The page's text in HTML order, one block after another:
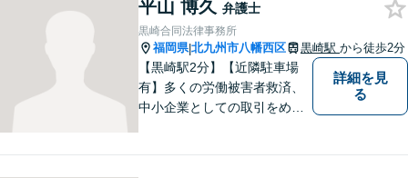
応可能。英語での法律相談・
英文契約書の作成・チェック
も対応可能です。
平山 博久 弁護士
黒崎合同法律事務所
福岡県|北九州市八幡西区 黒崎駅 から徒歩2分
【黒崎駅2分】【近隣駐車場
有】多くの労働被害者救済、
中小企業としての取引をめぐ
詳細を見
る